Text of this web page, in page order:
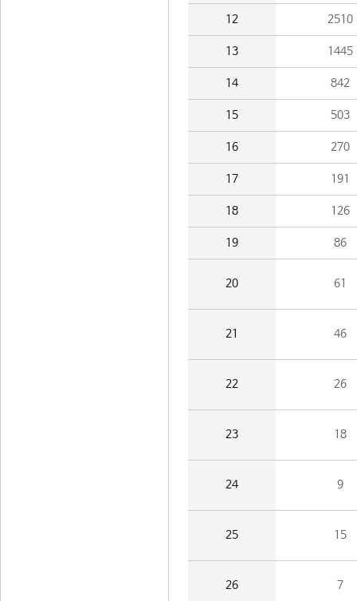
12 2510
13 1445
14 842
15 503
16 270
17 191
18 126
19 86
20 61
21 46
22 26
23 18
24 9
25 15
26 7